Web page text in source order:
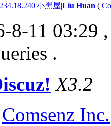
|小黑屋|Liu Huan (
8-11 03:29
.
X3.2
Comsenz Inc.